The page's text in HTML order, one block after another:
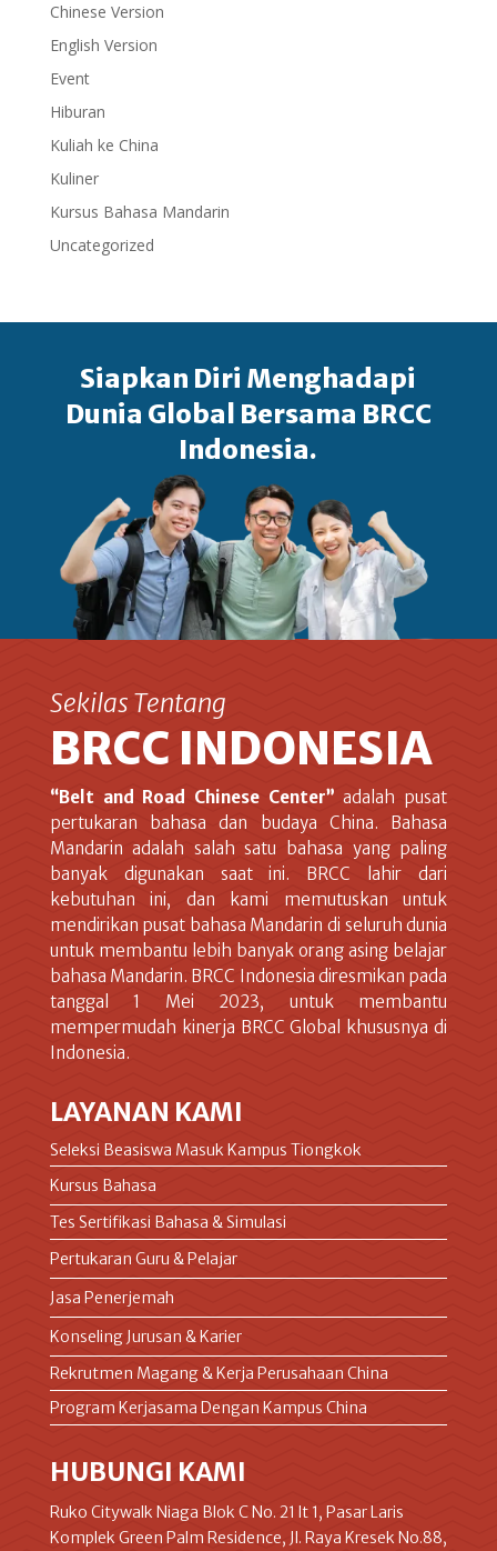
Chinese Version
English Version
Event
Hiburan
Kuliah ke China
Kuliner
Kursus Bahasa Mandarin
Uncategorized
Siapkan Diri Menghadapi
Dunia Global Bersama BRCC
Indonesia.
Sekilas Tentang
BRCC INDONESIA
“Belt and Road Chinese Center” adalah pusat
pertukaran bahasa dan budaya China. Bahasa
Mandarin adalah salah satu bahasa yang paling
banyak digunakan saat ini. BRCC lahir dari
kebutuhan ini, dan kami memutuskan untuk
mendirikan pusat bahasa Mandarin di seluruh dunia
untuk membantu lebih banyak orang asing belajar
bahasa Mandarin. BRCC Indonesia diresmikan pada
tanggal 1 Mei 2023, untuk membantu
mempermudah kinerja BRCC Global khususnya di
Indonesia.
LAYANAN KAMI
Seleksi Beasiswa Masuk Kampus Tiongkok
Kursus Bahasa
Tes Sertifikasi Bahasa & Simulasi
Pertukaran Guru & Pelajar
Jasa Penerjemah
Konseling Jurusan & Karier
Rekrutmen Magang & Kerja Perusahaan China
Program Kerjasama Dengan Kampus China
HUBUNGI KAMI
Ruko Citywalk Niaga Blok C No. 21 lt 1, Pasar Laris
Komplek Green Palm Residence, Jl. Raya Kresek No.88,